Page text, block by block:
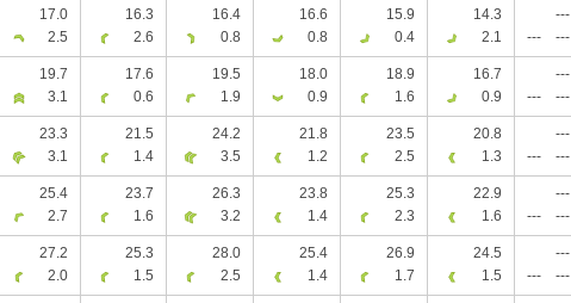
17.0
2.5
16.3
2.6
16.4
0.8
16.6
0.8
15.9
0.4
14.3
2.1
---
---
---
19.7
3.1
17.6
0.6
19.5
1.9
18.0
0.9
18.9
1.6
16.7
0.9
---
---
---
23.3
3.1
21.5
1.4
24.2
3.5
21.8
1.2
23.5
2.5
20.8
1.3
---
---
---
25.4
2.7
23.7
1.6
26.3
3.2
23.8
1.4
25.3
2.3
22.9
1.6
---
---
---
27.2
2.0
25.3
1.5
28.0
2.5
25.4
1.4
26.9
1.7
24.5
1.5
---
---
---